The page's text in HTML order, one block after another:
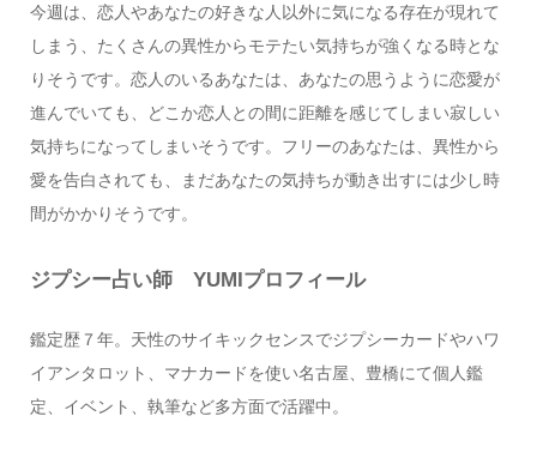
今週は、恋人やあなたの好きな人以外に気になる存在が現れて
しまう、たくさんの異性からモテたい気持ちが強くなる時とな
りそうです。恋人のいるあなたは、あなたの思うように恋愛が
進んでいても、どこか恋人との間に距離を感じてしまい寂しい
気持ちになってしまいそうです。フリーのあなたは、異性から
愛を告白されても、まだあなたの気持ちが動き出すには少し時
間がかかりそうです。
ジプシー占い師 YUMIプロフィール
鑑定歴７年。天性のサイキックセンスでジプシーカードやハワ
イアンタロット、マナカードを使い名古屋、豊橋にて個人鑑
定、イベント、執筆など多方面で活躍中。